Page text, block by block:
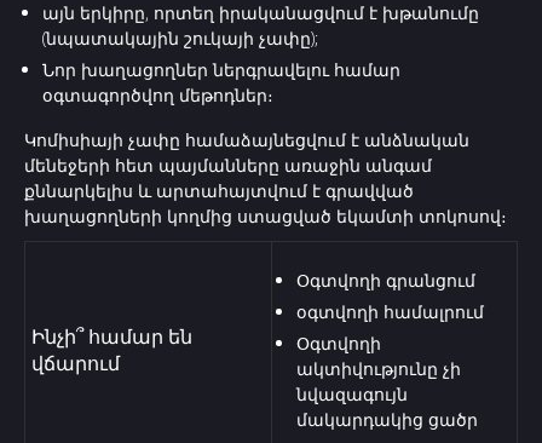
այն երկիրը, որտեղ իրականացվում է խթանումը
(նպատակային շուկայի չափը);
Նոր խաղացողներ ներգրավելու համար
օգտագործվող մեթոդներ։
Կոմիսիայի չափը համաձայնեցվում է անձնական
մենեջերի հետ պայմանները առաջին անգամ
քննարկելիս և արտահայտվում է գրավված
խաղացողների կողմից ստացված եկամտի տոկոսով։
Ինչի՞ համար են
վճարում
Օգտվողի գրանցում
օգտվողի համալրում
Օգտվողի
ակտիվությունը չի
նվազագույն
մակարդակից ցածր